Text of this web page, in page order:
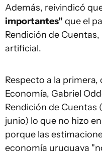
Además, reivindicó
importantes" que el
Rendición de
artificial.
Respecto a la
Economía, Gabriel
Rendición de Cuentas
junio) lo que no hizo
porque las
economía uruguaya